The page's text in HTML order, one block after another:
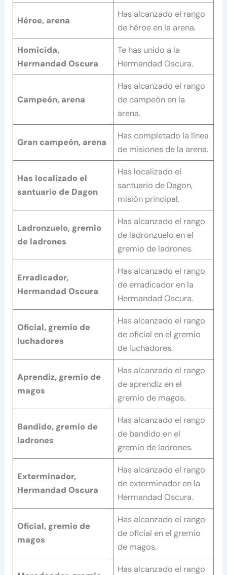
Héroe, arena
Has alcanzado el rango
de héroe en la arena.
Homicida,
Hermandad Oscura
Te has unido a la
Hermandad Oscura.
Campeón, arena
Has alcanzado el rango
de campeón en la
arena.
Gran campeón, arena
Has completado la línea
de misiones de la arena.
Has localizado el
santuario de Dagon
Has localizado el
santuario de Dagon,
misión principal.
Ladronzuelo, gremio
de ladrones
Has alcanzado el rango
de ladronzuelo en el
gremio de ladrones.
Erradicador,
Hermandad Oscura
Has alcanzado el rango
de erradicador en la
Hermandad Oscura.
Oficial, gremio de
luchadores
Has alcanzado el rango
de oficial en el gremio
de luchadores.
Aprendiz, gremio de
magos
Has alcanzado el rango
de aprendiz en el
gremio de magos.
Bandido, gremio de
ladrones
Has alcanzado el rango
de bandido en el
gremio de ladrones.
Exterminador,
Hermandad Oscura
Has alcanzado el rango
de exterminador en la
Hermandad Oscura.
Oficial, gremio de
magos
Has alcanzado el rango
de oficial en el gremio
de magos.
Has alcanzado el rango